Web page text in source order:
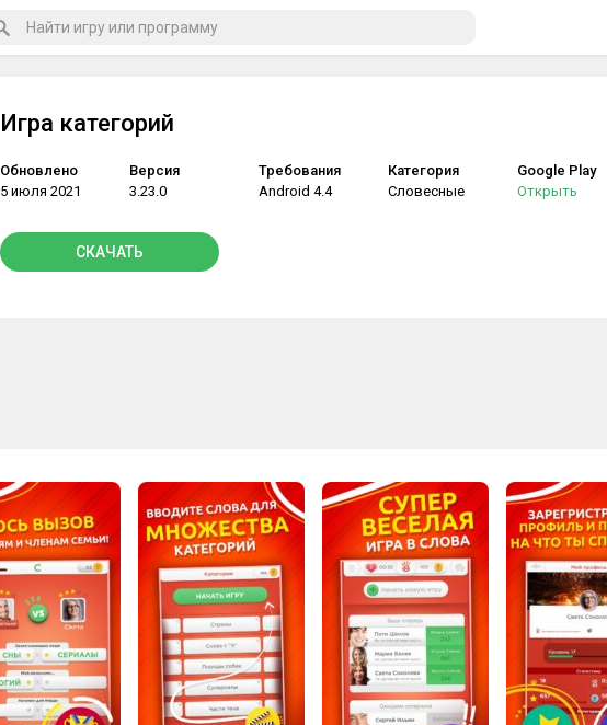
Игра категорий
Обновлено
5 июля 2021
Версия
3.23.0
Требования
Android 4.4
Категория
Словесные
Google Play
Открыть
СКАЧАТЬ